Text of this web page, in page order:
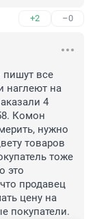
+2 –0
пишут все
наглеют на
4
Комон
нужно
товаров
тоже
это
продавец
цену на
покупатели.